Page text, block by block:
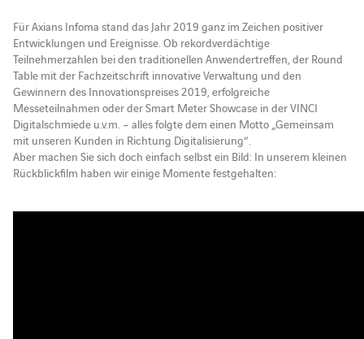
Für Axians Infoma stand das Jahr 2019 ganz im Zeichen positiver
Entwicklungen und Ereignisse. Ob rekordverdächtige
Teilnehmerzahlen bei den traditionellen Anwendertreffen, der Round
Table mit der Fachzeitschrift innovative Verwaltung und den
Gewinnern des Innovationspreises 2019, erfolgreiche
Messeteilnahmen oder der Smart Meter Showcase in der VINCI
Digitalschmiede u.v.m. – alles folgte dem einen Motto „Gemeinsam
mit unseren Kunden in Richtung Digitalisierung“.
Aber machen Sie sich doch einfach selbst ein Bild: In unserem kleinen
Rückblickfilm haben wir einige Momente festgehalten: